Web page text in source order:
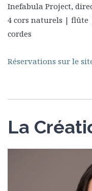
Inefabula Project,
4 cors naturels |
cordes
Réservations sur le
La